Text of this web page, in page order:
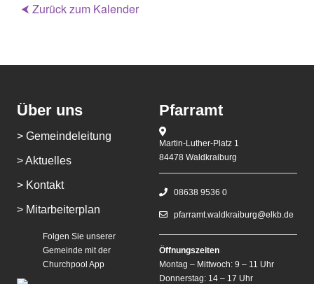
⮜ Zurück zum Kalender
Über uns
> Gemeindeleitung
> Aktuelles
> Kontakt
> Mitarbeiterplan
Folgen Sie unserer
Gemeinde mit der
Churchpool App
Pfarramt
Martin-Luther-Platz 1
84478 Waldkraiburg
08638 9536 0
pfarramt.waldkraiburg@elkb.de
Öffnungszeiten
Montag – Mittwoch: 9 – 11 Uhr
Donnerstag: 14 – 17 Uhr